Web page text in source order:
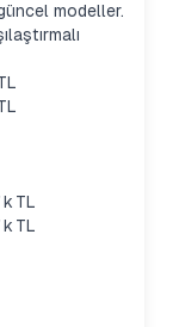
modeller.
TL
TL